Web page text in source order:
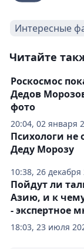
Интересные
Читайте
20:04, 02 января
Роскосмос
Дедов
фото
10:38, 26 декабря
Психологи не
Деду Морозу
18:03, 23 июля
Пойдут ли
Азию, и к
- экспертное